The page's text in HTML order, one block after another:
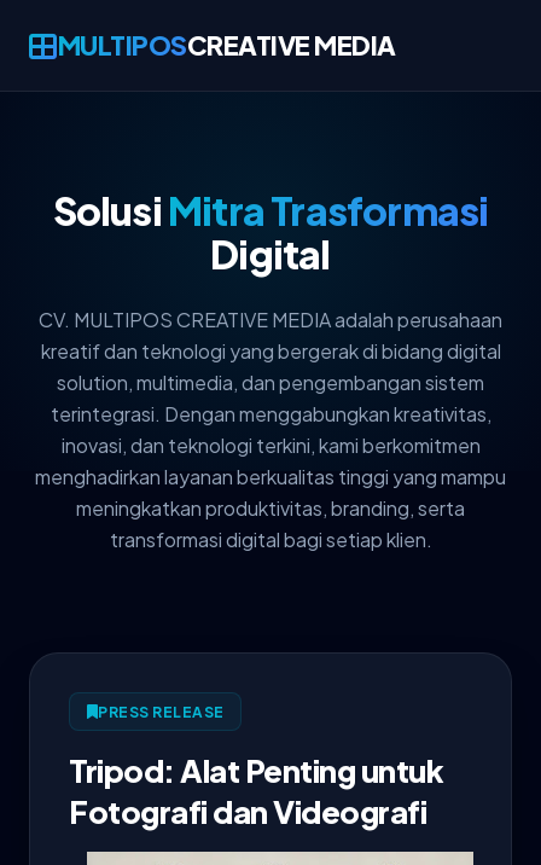
MULTIPOSCREATIVE MEDIA
Solusi Mitra Trasformasi
Digital
CV. MULTIPOS CREATIVE MEDIA adalah perusahaan
kreatif dan teknologi yang bergerak di bidang digital
solution, multimedia, dan pengembangan sistem
terintegrasi. Dengan menggabungkan kreativitas,
inovasi, dan teknologi terkini, kami berkomitmen
menghadirkan layanan berkualitas tinggi yang mampu
meningkatkan produktivitas, branding, serta
transformasi digital bagi setiap klien.
PRESS RELEASE
Tripod: Alat Penting untuk
Fotografi dan Videografi